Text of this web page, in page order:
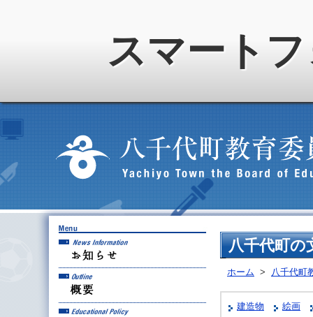
スマート
お知らせ
教育方針
八千代町の
ホーム > 八千代町
建造物 絵画